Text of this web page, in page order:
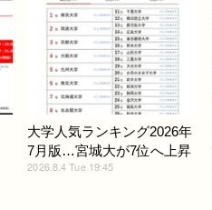
大学人気ランキング2026年
7月版…宮城大が7位へ上昇
2026.8.4 Tue 19:45